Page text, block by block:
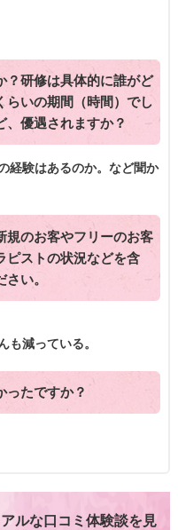
？研修は具体的に誰がど
らいの期間（時間）でし
、優遇されますか？
経験はあるのか。など聞か
規のお客やフリーのお客
ピストの状況などを含
い。
も減っている。
ったですか？
ルな口コミ体験談を見